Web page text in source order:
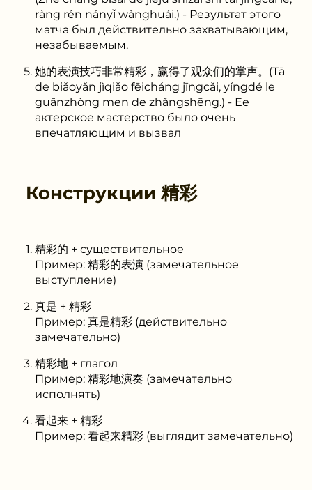
ràng rén nányǐ wànghuái.) - Результат этого
матча был действительно захватывающим,
незабываемым.
她的表演技巧非常精彩，赢得了观众们的掌声。(Tā
de biǎoyǎn jìqiǎo fēicháng jīngcǎi, yíngdé le
guānzhòng men de zhǎngshēng.) - Ее
актерское мастерство было очень
впечатляющим и вызвал
Конструкции 精彩
精彩的 + существительное
Пример: 精彩的表演 (замечательное
выступление)
真是 + 精彩
Пример: 真是精彩 (действительно
замечательно)
精彩地 + глагол
Пример: 精彩地演奏 (замечательно
исполнять)
看起来 + 精彩
Пример: 看起来精彩 (выглядит замечательно)